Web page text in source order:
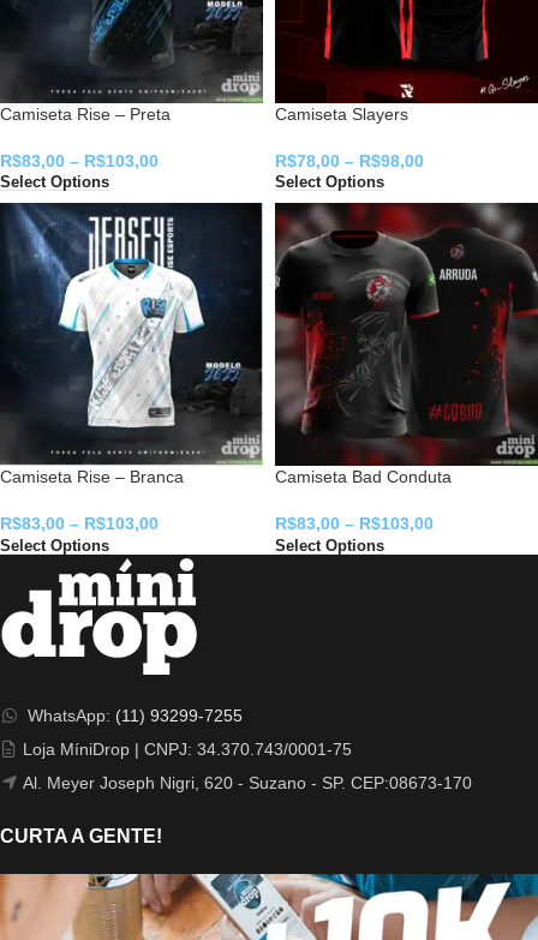
Camiseta Rise – Preta
R$83,00 – R$103,00
Select Options
Camiseta Slayers
R$78,00 – R$98,00
Select Options
Camiseta Rise – Branca
R$83,00 – R$103,00
Select Options
Camiseta Bad Conduta
R$83,00 – R$103,00
Select Options
WhatsApp: (11) 93299-7255
Loja MíniDrop | CNPJ: 34.370.743/0001-75
Al. Meyer Joseph Nigri, 620 - Suzano - SP. CEP:08673-170
CURTA A GENTE!